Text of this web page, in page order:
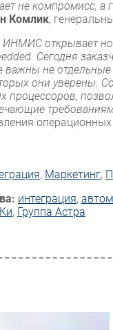
не компромисс,
Комлик,
ИНМИС открывает
Сегодня
важны не
они уверены.
процессоров,
требованиям
, Маркетинг,
интеграция,
, Группа Астра